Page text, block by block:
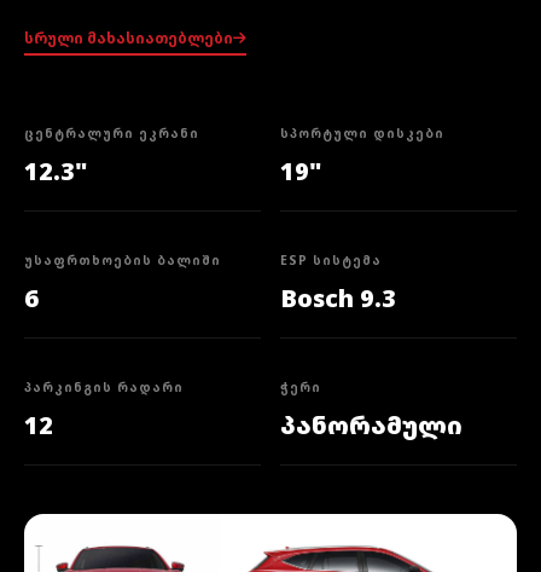
სრული მახასიათებლები
ᲪᲔᲜᲢᲠᲐᲚᲣᲠᲘ ᲔᲙᲠᲐᲜᲘ
12.3"
ᲡᲞᲝᲠᲢᲣᲚᲘ ᲓᲘᲡᲙᲔᲑᲘ
19"
ᲣᲡᲐᲤᲠᲗᲮᲝᲔᲑᲘᲡ ᲑᲐᲚᲘᲨᲘ
6
ESP ᲡᲘᲡᲢᲔᲛᲐ
Bosch 9.3
ᲞᲐᲠᲙᲘᲜᲒᲘᲡ ᲠᲐᲓᲐᲠᲘ
12
ᲭᲔᲠᲘ
პანორამული